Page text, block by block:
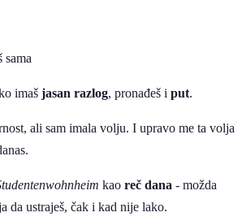
sama
imaš jasan razlog, pronađeš i put.
ali sam imala volju. I upravo me ta volja
kao reč dana - možda
da ustraješ, čak i kad nije lako.